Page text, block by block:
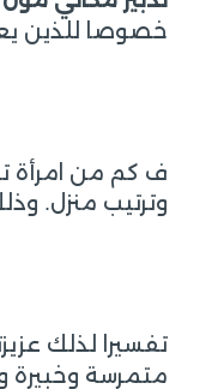
خصوصا للذين
ف كم من امرأة
وترتيب منزل.
تفسيرا لذلك
متمرسة وخبيرة